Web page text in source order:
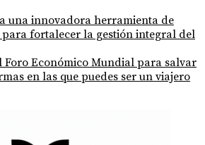
una innovadora herramienta de
para fortalecer la gestión integral del
Foro Económico Mundial para salvar
en las que puedes ser un viajero